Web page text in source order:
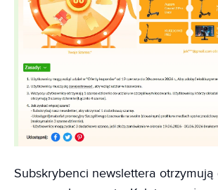
Subskrybenci newslettera otrzymują